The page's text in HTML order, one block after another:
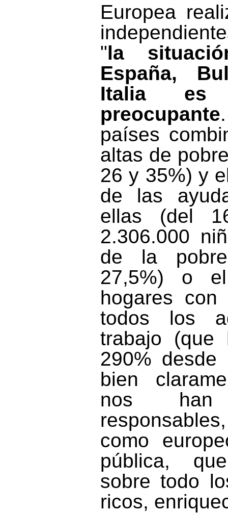
Europea
"la
España,
Italia es
preocupante
países
altas de
26 y 35%) y
de las
ellas (del
2.306.000
de la
27,5%) o
hogares
todos los
trabajo
290% desde
bien
nos
como
pública,
sobre todo
ricos,